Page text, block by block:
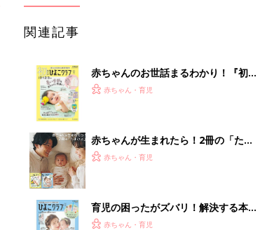
関連記事
赤ちゃんのお世話まるわかり！『初め
てのひよこクラブ 夏号』〈巻頭大特
赤ちゃん・育児
赤ちゃんが生まれたら！2冊の「たま
ひよ」
赤ちゃん・育児
育児の困ったがズバリ！解決する本
『ひよこクラブ 夏号』 4カ月～2才
赤ちゃん・育児